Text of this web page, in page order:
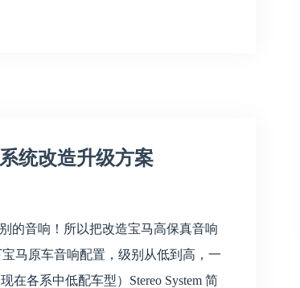
统改造升级方案
的音响！所以把改造宝马高保真音响
马原车音响配置，级别从低到高，一
各系中低配车型）Stereo System 简